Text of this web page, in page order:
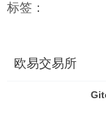
标签：
欧易交易所